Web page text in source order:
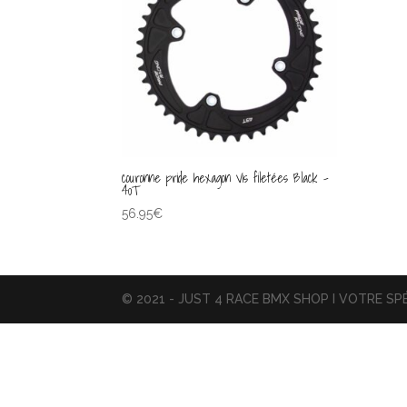
couronne pride hexagon Vis filetées Black –
40T
56.95€
© 2021 - JUST 4 RACE BMX SHOP I VOTRE